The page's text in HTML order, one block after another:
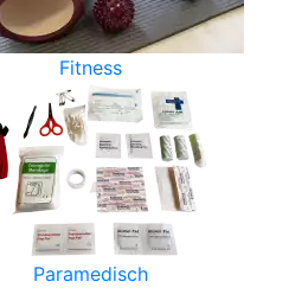
Fitness
Paramedisch